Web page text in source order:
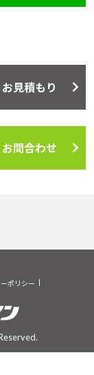
お見積もり
お問合わせ
ポリシー